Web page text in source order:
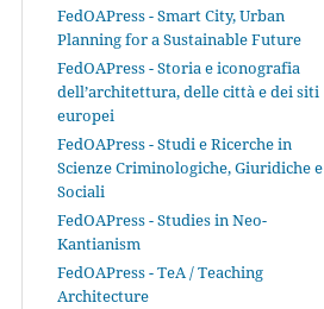
FedOAPress - Smart City, Urban
Planning for a Sustainable Future
FedOAPress - Storia e iconografia
dell’architettura, delle città e dei siti
europei
FedOAPress - Studi e Ricerche in
Scienze Criminologiche, Giuridiche e
Sociali
FedOAPress - Studies in Neo-
Kantianism
FedOAPress - TeA / Teaching
Architecture